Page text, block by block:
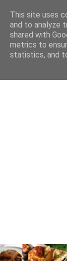
This site uses
and to analyze
shared with
metrics to
statistics, and